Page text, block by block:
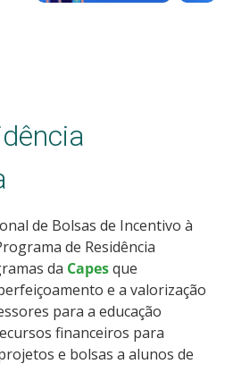
de Bolsas de Incentivo à
de Residência
da Capesque
e a valorização
para a educação
financeiros para
e bolsas a alunos de